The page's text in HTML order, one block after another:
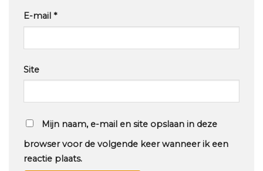
E-mail *
Site
Mijn naam, e-mail en site opslaan in deze
browser voor de volgende keer wanneer ik een
reactie plaats.